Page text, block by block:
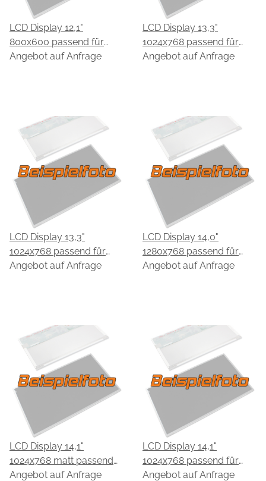
LCD Display 12,1"
800x600 passend für
HannStar HSD121PS12-A
Angebot auf Anfrage
LCD Display 13,3"
1024x768 passend für
HannStar HSD133PXN1-
Angebot auf Anfrage
LCD Display 13,3"
1024x768 passend für
HannStar HSD133PXN1-
Angebot auf Anfrage
LCD Display 14,0"
1280x768 passend für
HannStar HSD140PW11
Angebot auf Anfrage
LCD Display 14,1"
1024x768 matt passend
für HannStar HSD141PX16
Angebot auf Anfrage
LCD Display 14,1"
1024x768 passend für
HannStar HSD141PX11
Angebot auf Anfrage